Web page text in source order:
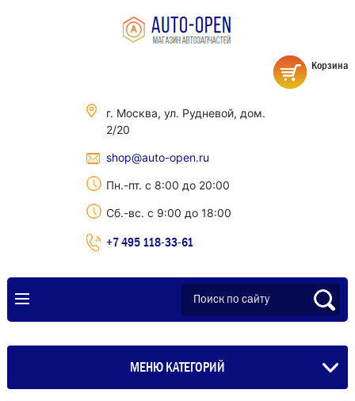
г. Москва, ул. Рудневой, дом.
2/20
shop@auto-open.ru
Пн.-пт. с 8:00 до 20:00
Сб.-вс. с 9:00 до 18:00
+7 495 118-33-61
Корзина
МЕНЮ КАТЕГОРИЙ